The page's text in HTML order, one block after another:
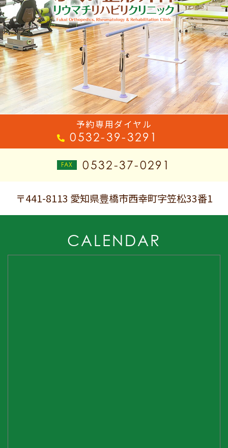
予約専用ダイヤル
0532-39-3291
0532-37-0291
〒441-8113 愛知県豊橋市西幸町字笠松33番1
CALENDAR